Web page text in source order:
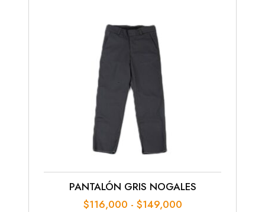
PANTALÓN GRIS NOGALES
$116,000 - $149,000Rango